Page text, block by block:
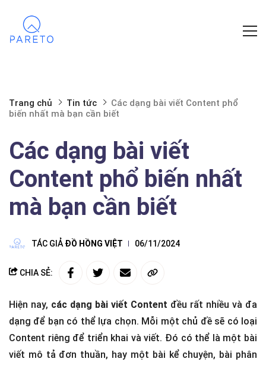
Trang chủ Tin tức
Các dạng bài viết Content phổ
biến nhất mà bạn cần biết
Các dạng bài viết
Content phổ biến nhất
mà bạn cần biết
TÁC GIẢ ĐỒ HỒNG VIỆT 06/11/2024
CHIA SẺ:
Hiện nay, các dạng bài viết Content đều rất nhiều và đa
dạng để bạn có thể lựa chọn. Mỗi một chủ đề sẽ có loại
Content riêng để triển khai và viết. Đó có thể là một bài
viết mô tả đơn thuần, hay một bài kể chuyện, bài phân